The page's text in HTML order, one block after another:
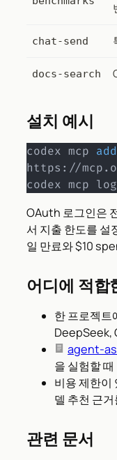
chat-send
docs-search
설치 예시
codex mcp add
https://
codex mcp
OAuth 로그인은
서 지출 한도를 설
일 만료와 $10
어디에 적합
한 프로젝
DeepSeek,
agent-
을 실험할 때
비용 제한이
델 추천 근
관련 문서